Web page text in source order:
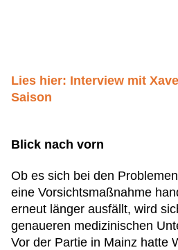
Lies hier: Interview mit
Saison
Blick nach vorn
Ob es sich bei den
eine Vorsichtsmaßnahme
erneut länger ausfällt, wird
genaueren medizinischen
Vor der Partie in Mainz hatte